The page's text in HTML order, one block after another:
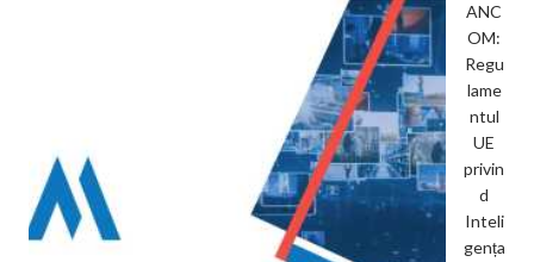
ANC
OM:
Regu
lame
ntul
UE
privin
d
Inteli
gența